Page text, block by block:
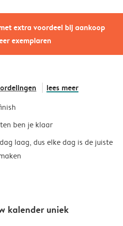
extra voordeel bij aankoop
exemplaren
lees meer
ben je klaar
laag, dus elke dag is de juiste
kalender uniek